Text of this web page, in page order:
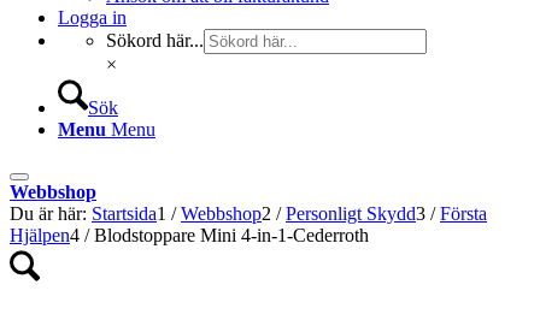
Logga in
Sökord här...
×
Sök
Menu Menu
Webbshop
Du är här: Startsida1 / Webbshop2 / Personligt Skydd3 / Första
Hjälpen4 / Blodstoppare Mini 4-in-1-Cederroth